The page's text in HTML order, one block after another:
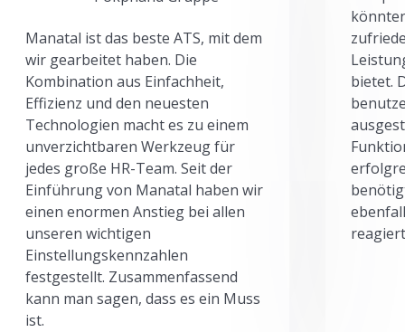
Manatal ist das beste ATS, mit dem
wir gearbeitet haben. Die
Kombination aus Einfachheit,
Effizienz und den neuesten
Technologien macht es zu einem
unverzichtbaren Werkzeug für
jedes große HR-Team. Seit der
Einführung von Manatal haben wir
einen enormen Anstieg bei allen
unseren wichtigen
Einstellungskennzahlen
festgestellt. Zusammenfassend
kann man sagen, dass es ein Muss
ist.
bietet.